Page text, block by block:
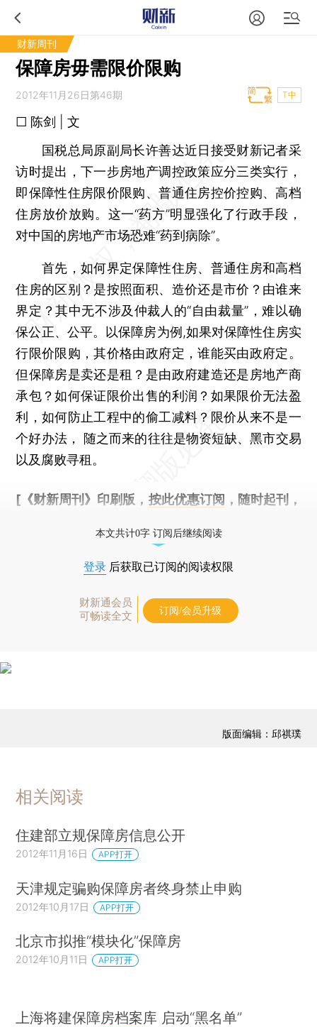
财新周刊
保障房毋需限价限购
2012年11月26日第46期 T中
□ 陈剑 | 文
国税总局原副局长许善达近日接受财新记者采
访时提出，下一步房地产调控政策应分三类实行，
即保障性住房限价限购、普通住房控价控购、高档
住房放价放购。这一“药方”明显强化了行政手段，
对中国的房地产市场恐难“药到病除”。
首先，如何界定保障性住房、普通住房和高档
住房的区别？是按照面积、造价还是市价？由谁来
界定？其中无不涉及仲裁人的“自由裁量”，难以确
保公正、公平。以保障房为例,如果对保障性住房实
行限价限购，其价格由政府定，谁能买由政府定。
但保障房是卖还是租？是由政府建造还是房地产商
承包？如何保证限价出售的利润？如果限价无法盈
利，如何防止工程中的偷工减料？限价从来不是一
个好办法， 随之而来的往往是物资短缺、黑市交易
以及腐败寻租。
[《财新周刊》印刷版， 按此优惠订阅 ，随时起刊，
本文共计0字 订阅后继续阅读
登录 后获取已订阅的阅读权限
财新通会员
可畅读全文
订阅/会员升级
版面编辑：邱祺璞
相关阅读
住建部立规保障房信息公开
2012年11月16日 APP打开
天津规定骗购保障房者终身禁止申购
2012年10月17日 APP打开
北京市拟推“模块化”保障房
2012年10月11日 APP打开
上海将建保障房档案库 启动“黑名单”